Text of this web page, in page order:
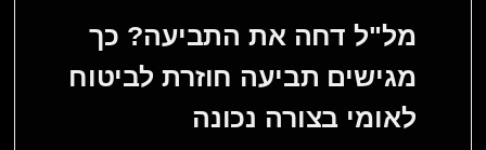
מל"ל דחה את התביעה? כך
מגישים תביעה חוזרת לביטוח
לאומי בצורה נכונה